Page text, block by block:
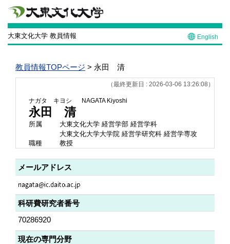
大東文化大学 教員情報 English
教員情報TOPページ > 永田 清
（最終更新日 : 2026-03-06 13:26:08）
ナガタ キヨシ NAGATA Kiyoshi
永田 清
所属
大東文化大学 経営学部 経営学科
大東文化大学大学院 経営学研究科 経営学専攻
職種
教授
メールアドレス
科研費研究者番号
70286920
現在の専門分野